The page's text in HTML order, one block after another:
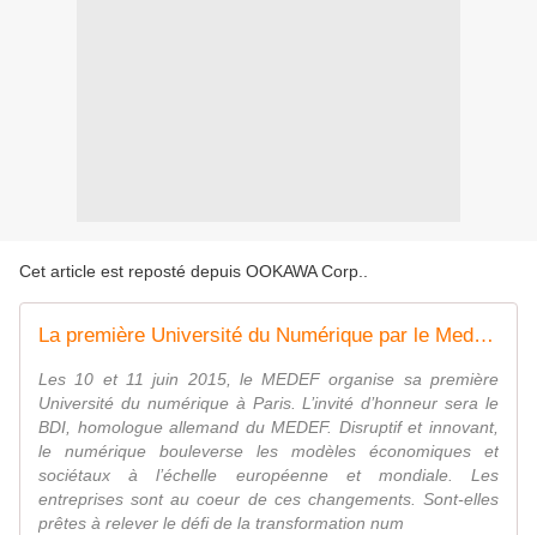
Cet article est reposté depuis OOKAWA Corp.
La première Université du Numérique par le Medef - Paris - avec Yvon GATTAZ et son invité d'honneur le BDI, les 10 et 11 juin 2015
Les 10 et 11 juin 2015, le MEDEF organise sa première
Université du numérique à Paris. L’invité d’honneur sera le
BDI, homologue allemand du MEDEF. Disruptif et innovant,
le numérique bouleverse les modèles économiques et
sociétaux à l’échelle européenne et mondiale. Les
entreprises sont au coeur de ces changements. Sont-elles
prêtes à relever le défi de la transformation num